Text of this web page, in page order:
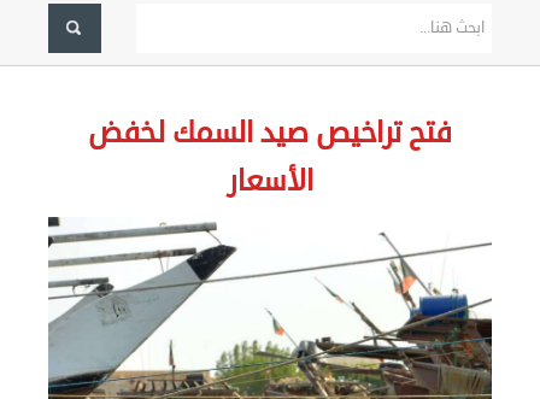
فتح تراخيص صيد السمك لخفض
الأسعار